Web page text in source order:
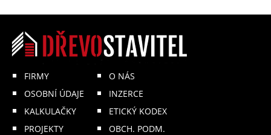
FIRMY
OSOBNÍ ÚDAJE
KALKULAČKY
PROJEKTY
O NÁS
INZERCE
ETICKÝ KODEX
OBCH. PODM.